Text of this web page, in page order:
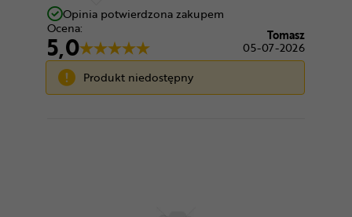
Opinia potwierdzona zakupem
Ocena:
5,0 Tomasz
05-07-2026
Produkt niedostępny